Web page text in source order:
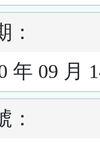
：
年 09 月
：